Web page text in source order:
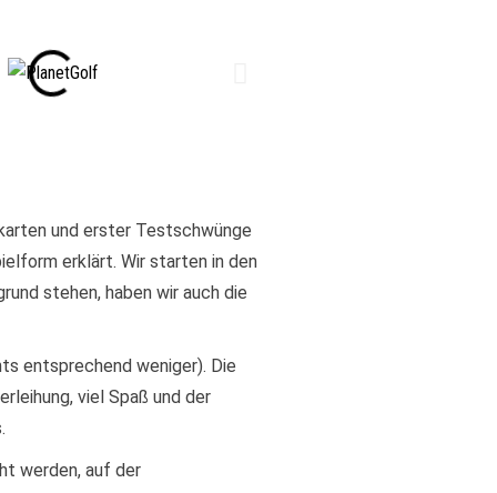
und erster Testschwünge
erklärt. Wir starten in den
stehen, haben wir auch die
entsprechend weniger). Die
viel Spaß und der
werden, auf der